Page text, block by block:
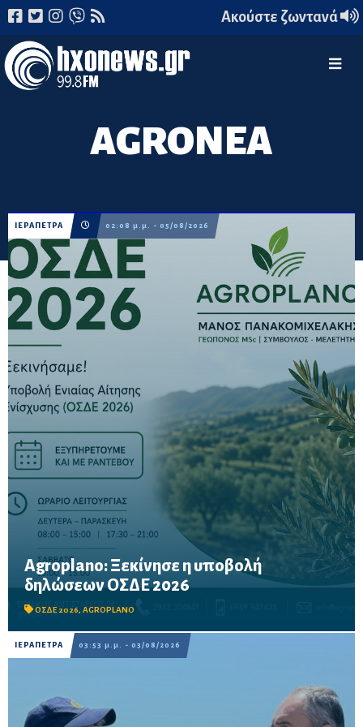
Ακούστε ζωντανά
AGROΝΕΑ
ΙΕΡΑΠΕΤΡΑ 02:08 μ.μ. - 05/08/2026
Agroplano: Ξεκίνησε η υποβολή
δηλώσεων ΟΣΔΕ 2026
ΟΣΔΕ 2026, AGROPLANO
Έως τις 16 Οκτωβρίου η προθεσμία υποβολής – Δυνατότητα
προκαταβολής των ενισχύσεων για τους παραγωγούς που θα
καταθέσουν την αίτησή τους μέχρι τις 15 Σεπτεμβρίου.
ΙΕΡΑΠΕΤΡΑ 03:53 μ.μ. - 03/08/2026